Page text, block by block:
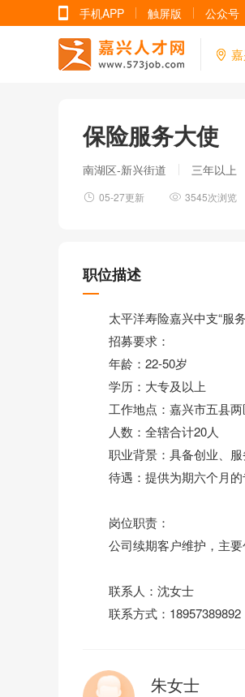
手机APP 触屏版 公众号
保险服务大使
南湖区-新兴街道 三年以上
05-27更新 3545次浏览
职位描述
太平洋寿险嘉兴中支“服务
招募要求：
年龄：22-50岁
学历：大专及以上
工作地点：嘉兴市五县两
人数：全辖合计20人
职业背景：具备创业、服
待遇：提供为期六个月的
岗位职责：
公司续期客户维护，主要
联系人：沈女士
联系方式：18957389892
朱女士